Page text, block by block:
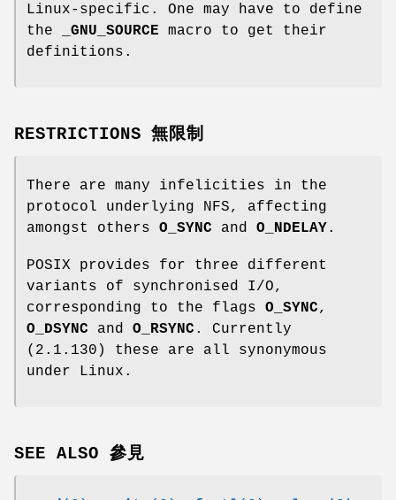
Linux-specific. One may have to define
the
_GNU_SOURCE macro to get their
definitions.
RESTRICTIONS 無限制
There are many infelicities in the
protocol underlying NFS, affecting
amongst others O_SYNC and O_NDELAY.
POSIX provides for three different
variants of synchronised I/O,
corresponding to the flags O_SYNC,
O_DSYNC and O_RSYNC . Currently
(2.1.130) these are all synonymous
under Linux.
SEE ALSO 參見